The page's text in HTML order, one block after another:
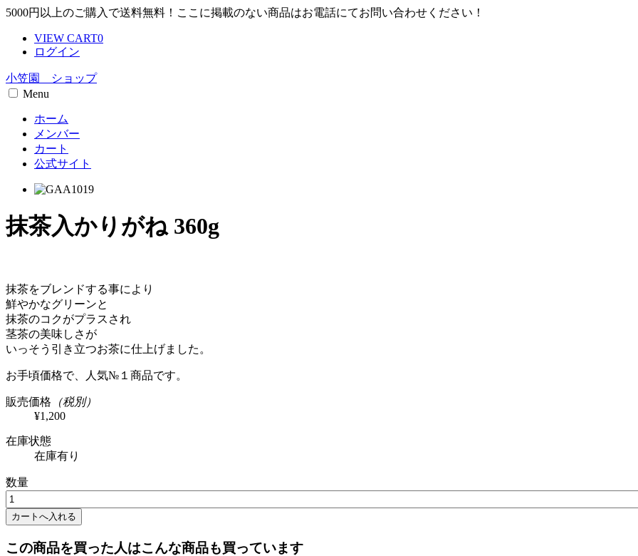
5000円以上のご購入で送料無料！ここに掲載のない商品はお電話にてお問い合わせください！
VIEW CART0
ログイン
小笠園 ショップ
Menu
ホーム
メンバー
カート
公式サイト
抹茶入かりがね 360g
抹茶をブレンドする事により
鮮やかなグリーンと
抹茶のコクがプラスされ
茎茶の美味しさが
いっそう引き立つお茶に仕上げました。
お手頃価格で、人気№１商品です。
販売価格 （税別）
¥1,200
在庫状態
在庫有り
数量
この商品を買った人はこんな商品も買っています